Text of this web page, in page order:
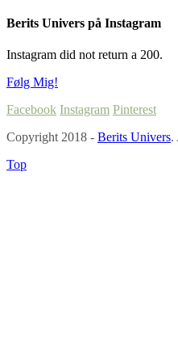
Berits Univers på Instagram
Instagram did not return a 200.
Følg Mig!
Facebook Instagram Pinterest
Copyright 2018 - Berits Univers.
Top